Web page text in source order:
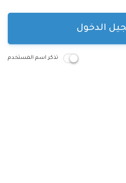
الدخول
تذكر اسم المستخدم